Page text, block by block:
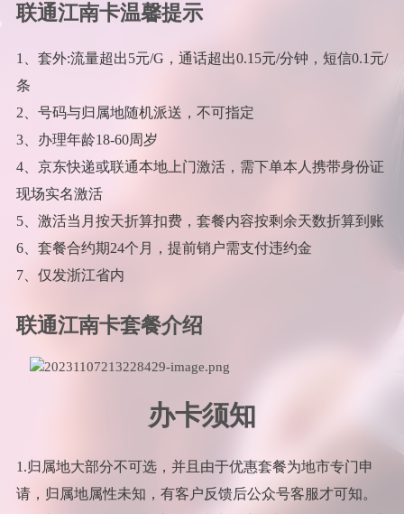
联通江南卡温馨提示
1、套外:流量超出5元/G，通话超出0.15元/分钟，短信0.1元/
条
2、号码与归属地随机派送，不可指定
3、办理年龄18-60周岁
4、京东快递或联通本地上门激活，需下单本人携带身份证
现场实名激活
5、激活当月按天折算扣费，套餐内容按剩余天数折算到账
6、套餐合约期24个月，提前销户需支付违约金
7、仅发浙江省内
联通江南卡套餐介绍
办卡须知
1.归属地大部分不可选，并且由于优惠套餐为地市专门申
请，归属地属性未知，有客户反馈后公众号客服才可知。